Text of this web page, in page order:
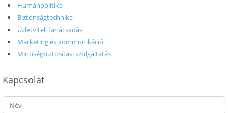
Humánpolitika
Biztonságtechnika
Üzletviteli tanácsadás
Marketing és kommunikáció
Minőségbiztosítási szolgáltatás
Kapcsolat